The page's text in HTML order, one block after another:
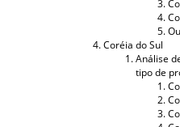
Coréia do Sul
Análise
tipo de